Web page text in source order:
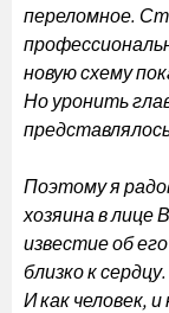
переломное.
новую схему
Но уронить
Поэтому я
хозяина в лице
известие об
близко к сердцу.
И как человек,